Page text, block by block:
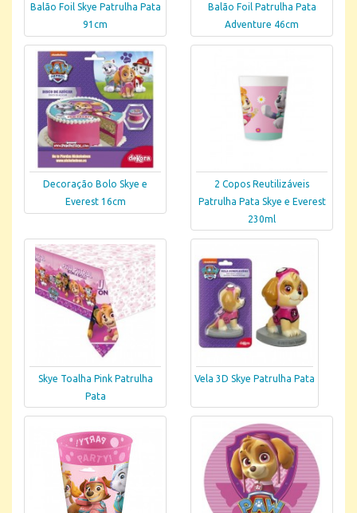
Balão Foil Skye Patrulha Pata
91cm
Balão Foil Patrulha Pata
Adventure 46cm
Decoração Bolo Skye e
Everest 16cm
2 Copos Reutilizáveis
Patrulha Pata Skye e Everest
230ml
Skye Toalha Pink Patrulha
Pata
Vela 3D Skye Patrulha Pata